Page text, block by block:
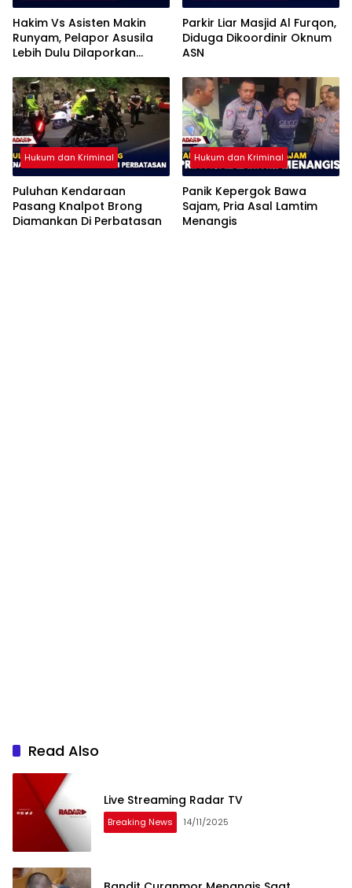
Hakim Vs Asisten Makin
Runyam, Pelapor Asusila
Lebih Dulu Dilaporkan
Parkir Liar Masjid Al Furqon,
Diduga Dikoordinir Oknum
ASN
Hukum dan Kriminal
Puluhan Kendaraan
Pasang Knalpot Brong
Diamankan Di Perbatasan
Hukum dan Kriminal
Panik Kepergok Bawa
Sajam, Pria Asal Lamtim
Menangis
Read Also
Live Streaming Radar TV
Breaking News 14/11/2025